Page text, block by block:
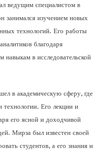
ведущим специалистом в
занимался изучением новых
технологий. Его работы
благодаря
в исследовательской
в академическую сферу, где
технологии. Его лекции и
его ясной и доходчивой
Мирза был известен своей
студентов, а его знания и